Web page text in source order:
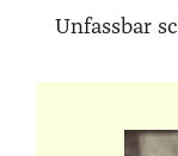
Unfassbar